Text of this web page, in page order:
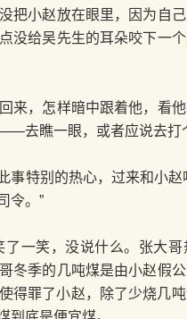
把小赵放在眼里，因为自
没给吴先生的耳朵咬下一
，怎样暗中跟着他，看他
去瞧一眼，或者应说去打
别的热心，过来和小赵
令。”
笑，没说什么。张大哥
冬季的几吨煤是由小赵假
罪了小赵，除了少烧几